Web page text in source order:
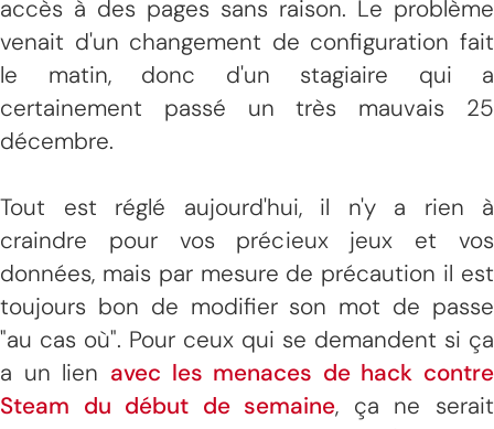
accès à des pages sans raison. Le problème
venait d'un changement de configuration fait
le matin, donc d'un stagiaire qui a
certainement passé un très mauvais 25
décembre.
Tout est réglé aujourd'hui, il n'y a rien à
craindre pour vos précieux jeux et vos
données, mais par mesure de précaution il est
toujours bon de modifier son mot de passe
"au cas où". Pour ceux qui se demandent si ça
a un lien avec les menaces de hack contre
Steam du début de semaine, ça ne serait